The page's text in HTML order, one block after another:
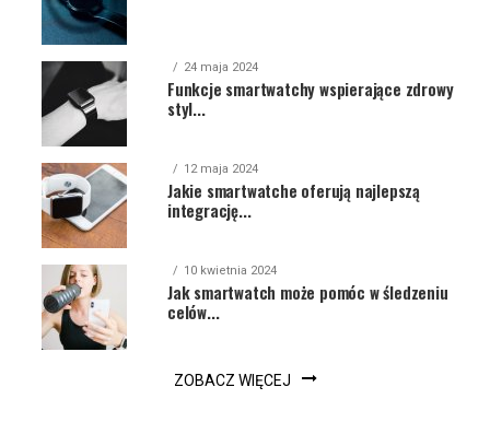
24 maja 2024
Funkcje smartwatchy wspierające zdrowy
styl...
12 maja 2024
Jakie smartwatche oferują najlepszą
integrację...
10 kwietnia 2024
Jak smartwatch może pomóc w śledzeniu
celów...
ZOBACZ WIĘCEJ